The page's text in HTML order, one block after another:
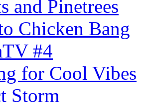
and Pinetrees
Chicken Bang
#4
for Cool Vibes
Storm